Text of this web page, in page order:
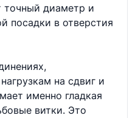
точный диаметр и
посадки в отверстия
на сдвиг и
именно гладкая
витки. Это